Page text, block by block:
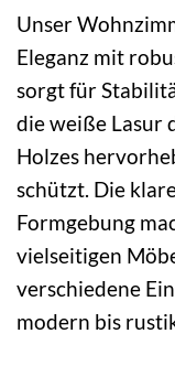
Unser
Eleganz mit
sorgt für
die weiße Lasur
Holzes
schützt. Die
Formgebung
vielseitigen
verschiedene
modern bis